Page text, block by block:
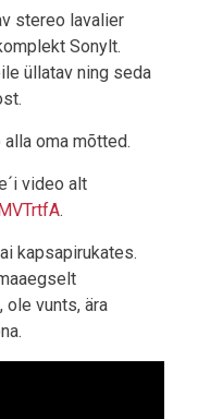
stereo lavalier
Sonylt.
üllatav ning seda
oma mõtted.
video alt
.
kapsapirukates.
vunts, ära